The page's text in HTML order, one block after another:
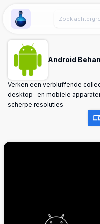
Wallpaper Alchemy
Android
Verken een verbluffende
desktop- en mobiele
scherpe resoluties